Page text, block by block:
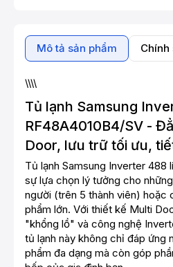
Mô tả sản phẩm Chính
\\\\
Tủ lạnh Samsung
RF48A4010B4/SV -
Door, lưu trữ tối ưu,
Tủ lạnh Samsung Inverter 488
sự lựa chọn lý tưởng cho
người (trên 5 thành viên) hoặc
phẩm lớn. Với thiết kế Multi
"khổng lồ" và công nghệ
tủ lạnh này không chỉ đáp ứng
phẩm đa dạng mà còn góp